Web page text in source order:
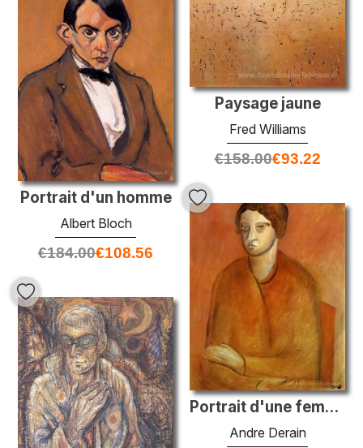
Paysage jaune
Fred Williams
€158.00€93.22
Portrait d'un homme
Albert Bloch
€184.00€108.56
Portrait d'une femme
Andre Derain